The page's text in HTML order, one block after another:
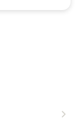
chevron_right